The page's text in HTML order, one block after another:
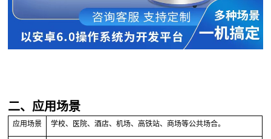
二、应用场景
应用场景 学校、医院、酒店、机场、高铁站、商场等公共场合。